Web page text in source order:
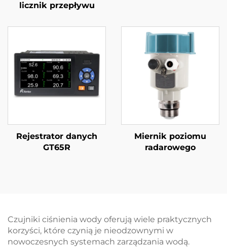
licznik przepływu
Rejestrator danych
GT65R
Miernik poziomu
radarowego
Czujniki ciśnienia wody oferują wiele praktycznych
korzyści, które czynią je nieodzownymi w
nowoczesnych systemach zarządzania wodą.